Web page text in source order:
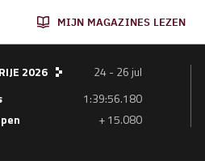
MIJN MAGAZINES LEZEN
2026
24 - 26 jul
1:39:56.180
+ 15.080